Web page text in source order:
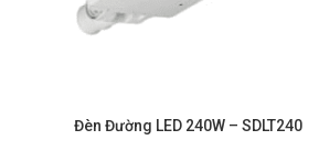
Đèn Đường LED 240W – SDLT240